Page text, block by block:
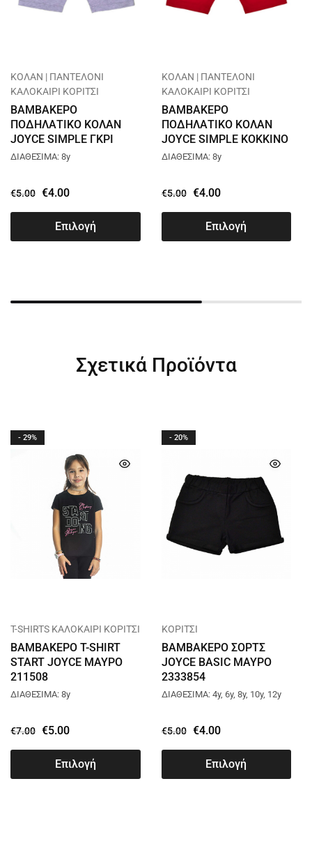
ΚΟΛΑΝ | ΠΑΝΤΕΛΟΝΙ
ΚΑΛΟΚΑΙΡΙ ΚΟΡΙΤΣΙ
ΒΑΜΒΑΚΕΡΟ
ΠΟΔΗΛΑΤΙΚΟ ΚΟΛΑΝ
JOYCE SIMPLE ΓΚΡΙ
6229
ΔΙΑΘΕΣΙΜΑ: 8y
€5.00 €4.00
Επιλογή
ΚΟΛΑΝ | ΠΑΝΤΕΛΟΝΙ
ΚΑΛΟΚΑΙΡΙ ΚΟΡΙΤΣΙ
ΒΑΜΒΑΚΕΡΟ
ΠΟΔΗΛΑΤΙΚΟ ΚΟΛΑΝ
JOYCE SIMPLE ΚΟΚΚΙΝΟ
6229
ΔΙΑΘΕΣΙΜΑ: 8y
€5.00 €4.00
Επιλογή
Σχετικά Προϊόντα
- 29%
T-SHIRTS ΚΑΛΟΚΑΙΡΙ ΚΟΡΙΤΣΙ
ΒΑΜΒΑΚΕΡΟ T-SHIRT
START JOYCE ΜΑΥΡΟ
211508
ΔΙΑΘΕΣΙΜΑ: 8y
€7.00 €5.00
Επιλογή
- 20%
ΚΟΡΙΤΣΙ
ΒΑΜΒΑΚΕΡΟ ΣΟΡΤΣ
JOYCE BASIC ΜΑΥΡΟ
2333854
ΔΙΑΘΕΣΙΜΑ: 4y, 6y, 8y, 10y, 12y
€5.00 €4.00
Επιλογή